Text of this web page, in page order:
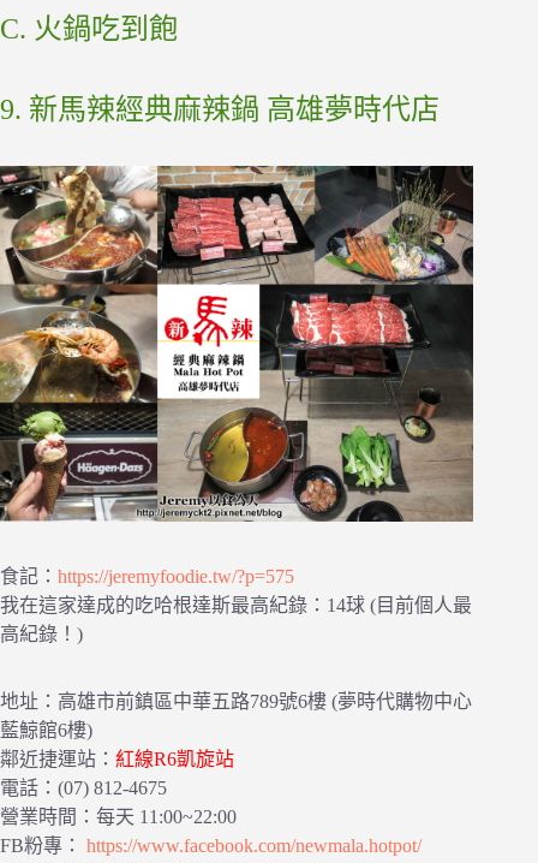
C. 火鍋吃到飽
9. 新馬辣經典麻辣鍋 高雄夢時代店
食記： https://jeremyfoodie.tw/?p=575
我在這家達成的吃哈根達斯最高紀錄：14球 (目前個人最
高紀錄！)
地址：高雄市前鎮區中華五路789號6樓 (夢時代購物中心
藍鯨館6樓)
鄰近捷運站： 紅線R6凱旋站
電話：(07) 812-4675
營業時間：每天 11:00~22:00
FB粉專： https://www.facebook.com/newmala.hotpot/